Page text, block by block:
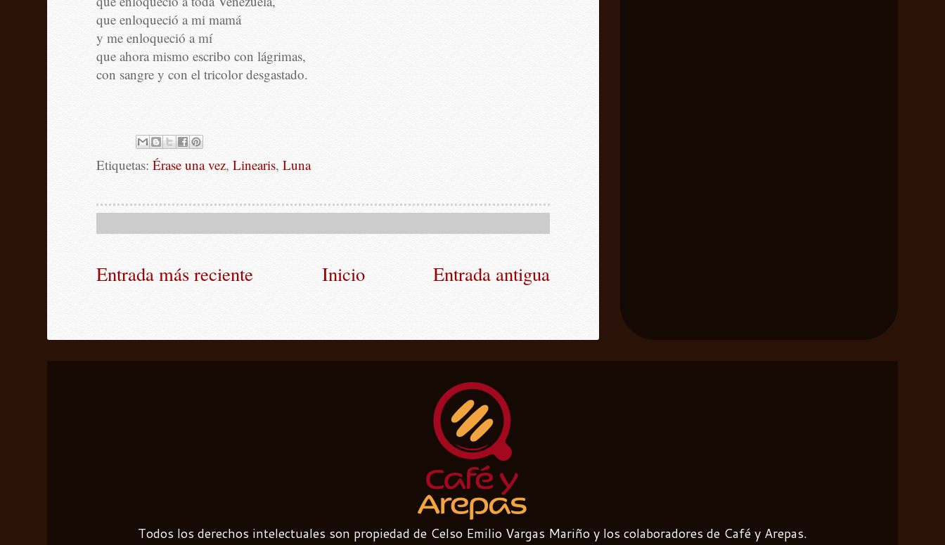
que enloqueció a mi mamá
y me enloqueció a mí
que ahora mismo escribo con lágrimas,
con sangre y con el tricolor desgastado.
Etiquetas: Érase una vez, Linearis, Luna
Entrada más reciente Entrada antigua
Inicio
Todos los derechos intelectuales son propiedad de Celso Emilio Vargas Mariño y los colaboradores de Café y Arepas.